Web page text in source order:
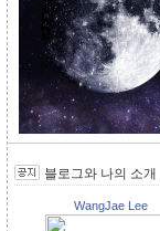
블로그와 나의 소개
WangJae Lee